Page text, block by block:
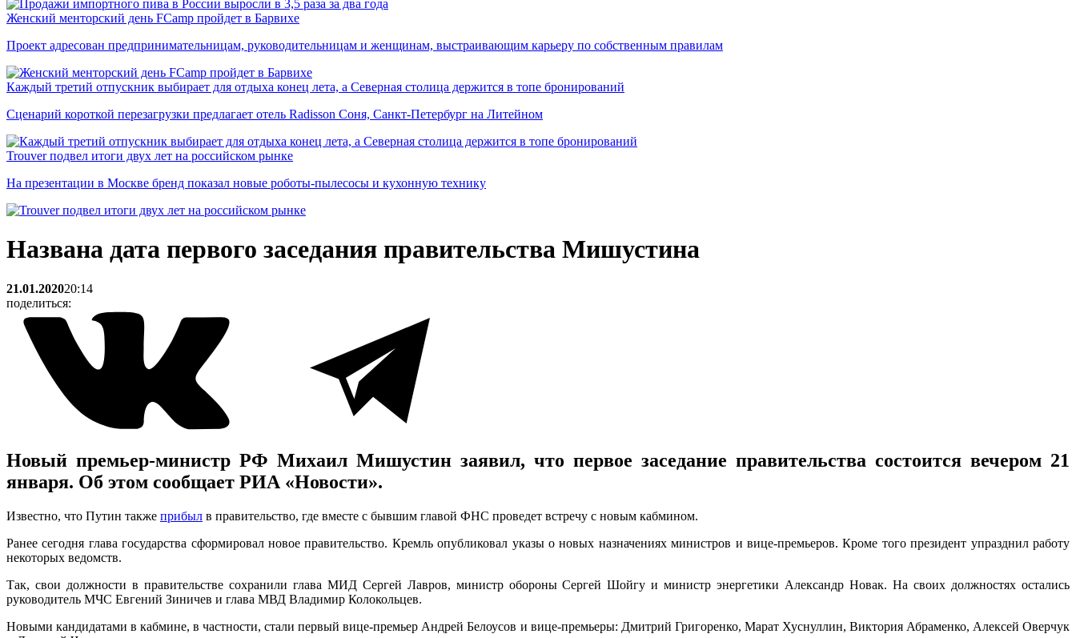
Женский менторский день FCamp пройдет в Барвихе
Проект адресован предпринимательницам, руководительницам и женщинам, выстраивающим карьеру по собственным правилам
Каждый третий отпускник выбирает для отдыха конец лета, а Северная столица держится в топе бронирований
Сценарий короткой перезагрузки предлагает отель Radisson Соня, Санкт-Петербург на Литейном
Trouver подвел итоги двух лет на российском рынке
На презентации в Москве бренд показал новые роботы-пылесосы и кухонную технику
Названа дата первого заседания правительства Мишустина
21.01.202020:14
поделиться:
Новый премьер-министр РФ Михаил Мишустин заявил, что первое заседание правительства состоится вечером 21
января. Об этом сообщает РИА «Новости».
Известно, что Путин также прибыл в правительство, где вместе с бывшим главой ФНС проведет встречу с новым кабмином.
Ранее сегодня глава государства сформировал новое правительство. Кремль опубликовал указы о новых назначениях министров и вице-премьеров. Кроме того президент упразднил работу
некоторых ведомств.
Так, свои должности в правительстве сохранили глава МИД Сергей Лавров, министр обороны Сергей Шойгу и министр энергетики Александр Новак. На своих должностях остались
руководитель МЧС Евгений Зиничев и глава МВД Владимир Колокольцев.
Новыми кандидатами в кабмине, в частности, стали первый вице-премьер Андрей Белоусов и вице-премьеры: Дмитрий Григоренко, Марат Хуснуллин, Виктория Абраменко, Алексей Оверчук